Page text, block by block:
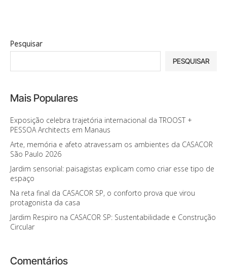
Pesquisar
PESQUISAR
Mais Populares
Exposição celebra trajetória internacional da TROOST +
PESSOA Architects em Manaus
Arte, memória e afeto atravessam os ambientes da CASACOR
São Paulo 2026
Jardim sensorial: paisagistas explicam como criar esse tipo de
espaço
Na reta final da CASACOR SP, o conforto prova que virou
protagonista da casa
Jardim Respiro na CASACOR SP: Sustentabilidade e Construção
Circular
Comentários